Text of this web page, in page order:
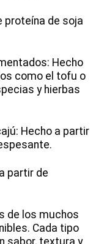
proteína de soja
Hecho
como el tofu o
y hierbas
Hecho a partir
partir de
de los muchos
Cada tipo